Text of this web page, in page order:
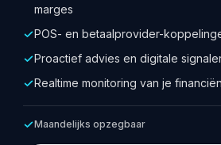
marges
POS- en betaalprovider-
Proactief advies en digitale
Realtime monitoring van je financiën
Maandelijks opzegbaar